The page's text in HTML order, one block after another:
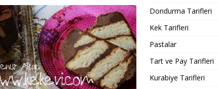
Dondurma Tarifleri
Kek Tarifleri
Pastalar
Tart ve Pay Tarifleri
Kurabiye Tarifleri